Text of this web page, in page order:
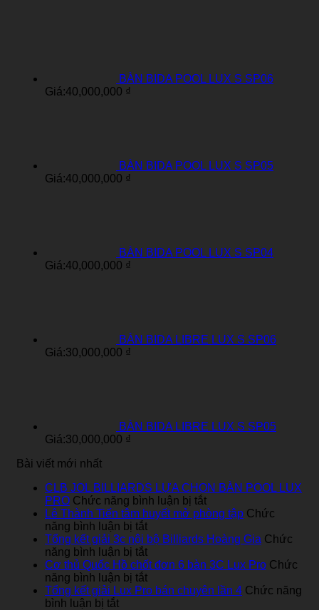
BÀN BIDA POOL LUX S SP06
Giá:40,000,000 ₫
BÀN BIDA POOL LUX S SP05
Giá:40,000,000 ₫
BÀN BIDA POOL LUX S SP04
Giá:40,000,000 ₫
BÀN BIDA LIBRE LUX S SP06
Giá:30,000,000 ₫
BÀN BIDA LIBRE LUX S SP05
Giá:30,000,000 ₫
Bài viết mới nhất
CLB JOL BILLIARDS LỰA CHỌN BÀN POOL LUX
PRO Chức năng bình luận bị tắtở
CLB
BILLIARDS
CHỌN
POOL
Lê Thành Tiến tâm huyết mở phòng tập Chức
năng bình luận bị tắtở
Lê
Thành
Tiến
tâm
huyết
Tổng kết giải 3c nội bộ Billiards Hoàng Gia Chức
năng bình luận bị tắtở
Tổng
kết
giải
Cơ thủ Quốc Hồ chốt đơn 6 bàn 3C Lux Pro Chức
năng bình luận bị tắtở
Cơ
Tổng kết giải Lux Pro bán chuyên lần 4 Chức năng
bình luận bị tắtở